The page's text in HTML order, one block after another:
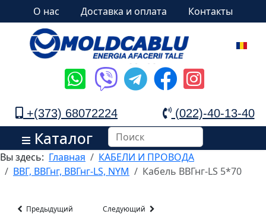
О нас Доставка и оплата Контакты
+(373) 68072224 (022)-40-13-40
Каталог
Вы здесь: Главная
КАБЕЛИ И ПРОВОДА
ВВГ, ВВГнг, ВВГнг-LS, NYM
Кабель ВВГнг-LS 5*70
Предыдущий Следующий